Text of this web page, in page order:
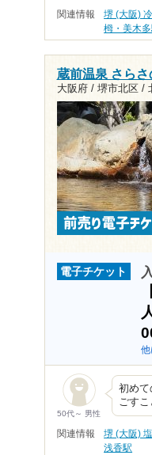
関連情報 堺 (大阪)
栂・美木
蔵前温泉 さらさ
大阪府 / 堺市北区 /
電子チケット
50代～ 男性
初めて
ごす
関連情報 堺 (大阪)
浅香駅